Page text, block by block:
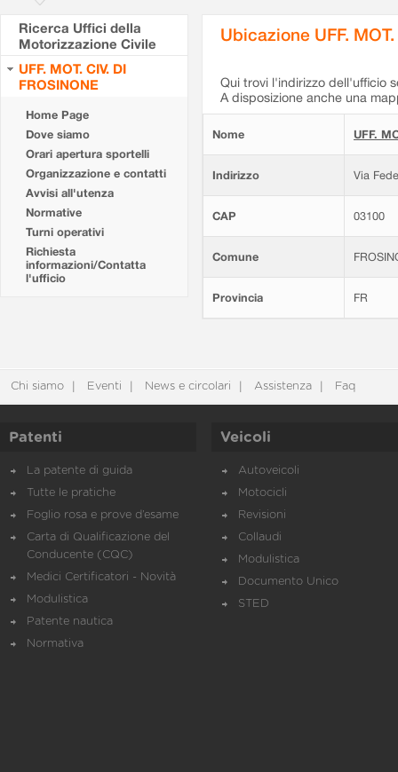
Ricerca Uffici della
Motorizzazione Civile
UFF. MOT. CIV. DI
FROSINONE
Home Page
Dove siamo
Orari apertura sportelli
Organizzazione e contatti
Avvisi all'utenza
Normative
Turni operativi
Richiesta
informazioni/Contatta
l'ufficio
Ubicazione UFF.
Qui trovi l'indirizzo dell'ufficio
A disposizione anche una
Nome UFF.
Indirizzo Via
CAP 03100
Comune
Provincia FR
Chi siamo Eventi News e circolari Assistenza Faq
Patenti
La patente di guida
Tutte le pratiche
Foglio rosa e prove d’esame
Carta di Qualificazione del
Conducente (CQC)
Medici Certificatori - Novità
Modulistica
Patente nautica
Normativa
Veicoli
Autoveicoli
Motocicli
Revisioni
Collaudi
Modulistica
Documento Unico
STED